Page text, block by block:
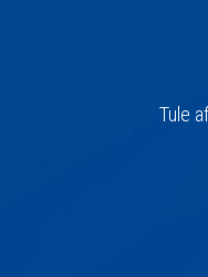
navigatsioon
Tule